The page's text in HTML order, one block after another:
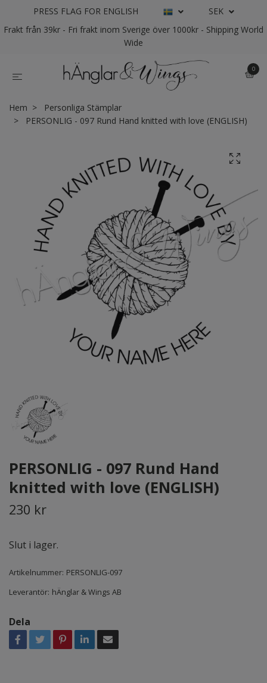
PRESS FLAG FOR ENGLISH
SEK
Frakt från 39kr - Fri frakt inom Sverige över 1000kr - Shipping World
Wide
0
Hem
Personliga Stämplar
PERSONLIG - 097 Rund Hand knitted with love (ENGLISH)
PERSONLIG - 097 Rund Hand
knitted with love (ENGLISH)
230 kr
Slut i lager.
Artikelnummer: PERSONLIG-097
Leverantör: hÄnglar & Wings AB
Dela